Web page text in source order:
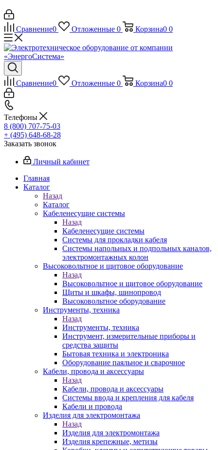
Сравнение0 Отложенные 0 Корзина0 0
Сравнение0 Отложенные 0 Корзина0 0
Телефоны
8 (800) 707-75-03
+ (495) 648-68-28
Заказать звонок
Личный кабинет
Главная
Каталог
Назад
Каталог
Кабеленесущие системы
Назад
Кабеленесущие системы
Системы для прокладки кабеля
Системы напольных и подпольных каналов,
электромонтажных колон
Высоковольтное и щитовое оборудование
Назад
Высоковольтное и щитовое оборудование
Щиты и шкафы, шинопровод
Высоковольтное оборудование
Инструменты, техника
Назад
Инструменты, техника
Инструмент, измерительные приборы и
средства защиты
Бытовая техника и электроника
Оборудование паяльное и сварочное
Кабели, провода и аксессуары
Назад
Кабели, провода и аксессуары
Системы ввода и крепления для кабеля
Кабели и провода
Изделия для электромонтажа
Назад
Изделия для электромонтажа
Изделия крепежные, метизы